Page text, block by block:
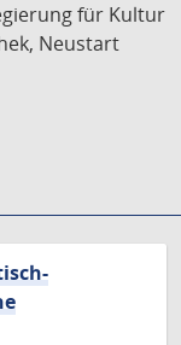
für Kultur
Neustart